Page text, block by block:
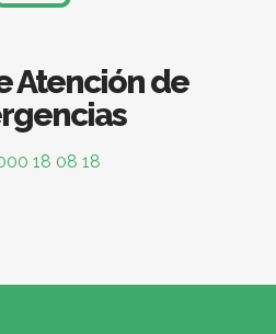
Atención de
18 08 18